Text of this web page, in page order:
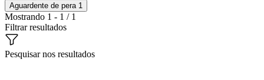
Aguardente de pera 1
Mostrando 1 - 1 / 1
Filtrar resultados
Pesquisar nos resultados